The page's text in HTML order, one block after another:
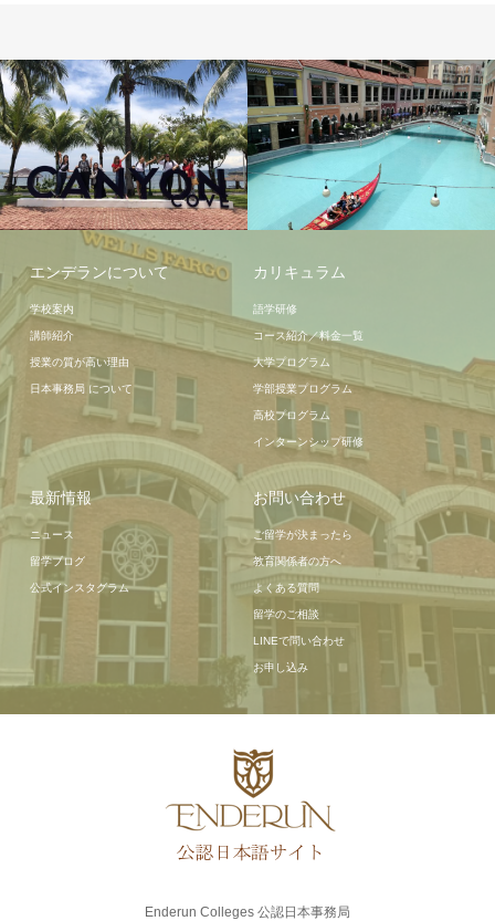
周辺情報
周辺情報
エンデランについて
学校案内
講師紹介
授業の質が高い理由
日本事務局 について
カリキュラム
語学研修
コース紹介／料金一覧
大学プログラム
学部授業プログラム
高校プログラム
インターンシップ研修
最新情報
ニュース
留学ブログ
公式インスタグラム
お問い合わせ
ご留学が決まったら
教育関係者の方へ
よくある質問
留学のご相談
LINEで問い合わせ
お申し込み
Enderun Colleges 公認日本事務局